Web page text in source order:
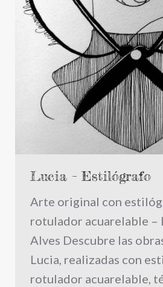
Lucia – Estilógrafo
Arte original con
rotulador acuarelable –
Alves Descubre las
Lucia, realizadas con
rotulador acuarelable,